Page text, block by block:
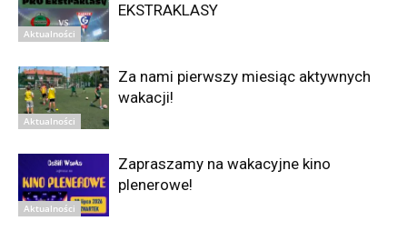
Aktualności
EKSTRAKLASY
Aktualności
Za nami pierwszy miesiąc aktywnych
wakacji!
Aktualności
Zapraszamy na wakacyjne kino
plenerowe!